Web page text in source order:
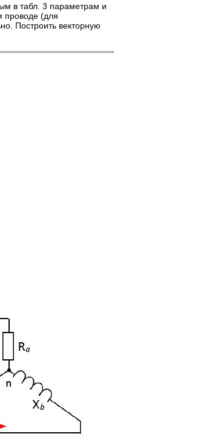
в табл. 3 параметрам и
проводе (для
Построить векторную